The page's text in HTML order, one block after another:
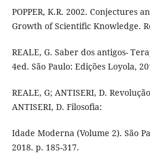
POPPER, K.R. 2002. Conjectures
Growth of Scientific Knowledge.
REALE, G. Saber dos antigos-
4ed. São Paulo: Edições Loyola,
REALE, G; ANTISERI, D.
ANTISERI, D. Filosofia:
Idade Moderna (Volume 2). São
2018. p. 185-317.